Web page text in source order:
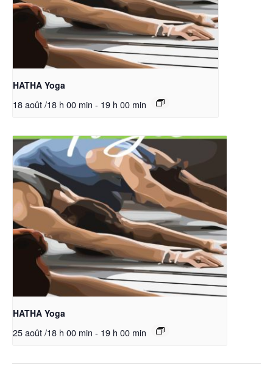
HATHA Yoga
18 août /18 h 00 min - 19 h 00 min
HATHA Yoga
25 août /18 h 00 min - 19 h 00 min